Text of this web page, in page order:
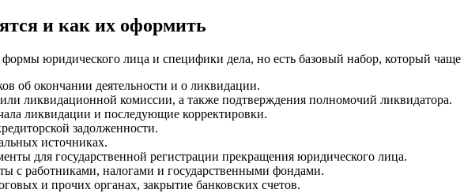
и как их оформить
юридического лица и специфики дела, но есть базовый набор, который чаще
об окончании деятельности и о ликвидации.
ликвидационной комиссии, а также подтверждения полномочий ликвидатора.
ликвидации и последующие корректировки.
задолженности.
источниках.
для государственной регистрации прекращения юридического лица.
с работниками, налогами и государственными фондами.
и прочих органах, закрытие банковских счетов.